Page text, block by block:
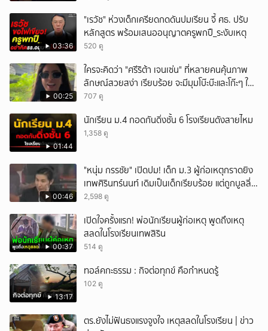
03:36
"เรวัช" ห่วงเด็กเครียดกดดันปมเรียน จี้ ศธ. ปรับ
หลักสูตร พร้อมเสนออนุญาตครูพกปื_ระงับเหตุ
520 ดู
00:25
ใครจะคิดว่า "ศรีริต้า เจนเซ่น" ที่หลายคนคุ้นภาพ
ลักษณ์สวยสง่า เรียบร้อย จะมีมุมโบ๊ะบ๊ะและโก๊ะๆ ให้
ได้อมยิ้มเหมือนกัน งานนี้ทำเอาแฟนๆ ทั้งเอ็นดูทั้ง
707 ดู
01:44
นักเรียน ม.4 กอดกันดิ่งชั้น 6 โรงเรียนดังสายไหม
1,358 ดู
00:46
"หนุ่ม กรรชัย" เปิดปม! เด็ก ม.3 ผู้ก่อเหตุกราดยิง
เทพศิรินทร์นนท์ เดิมเป็นเด็กเรียบร้อย แต่ถูกบูลลี่
หนัก คาดแรงกดดันสะสมกลายเป็นแรงแค้น จนก่อ
2,598 ดู
00:37
เปิดใจครั้งแรก! พ่อนักเรียนผู้ก่อเหตุ พูดถึงเหตุ
สลดในโรงเรียนเทพสิริน
514 ดู
13:17
ทอล์คกะธรรม : กิจต่อทุกข์ คือกำหนดรู้
102 ดู
ตร.ยังไม่ฟันธงแรงจูงใจ เหตุสลดในโรงเรียน | ข่าว